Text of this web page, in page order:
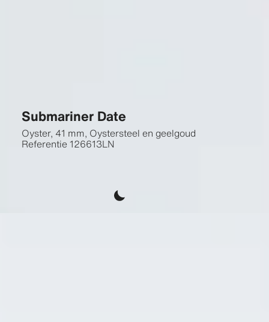
Submariner Date
Oyster, 41 mm, Oystersteel en geelgoud
Referentie126613LN